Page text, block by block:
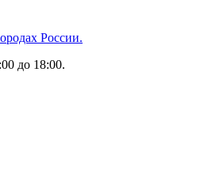
России.
до 18:00.